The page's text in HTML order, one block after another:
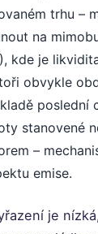
trhu –
na
kde je
obvykle
poslední
stanovené
–
emise.
je